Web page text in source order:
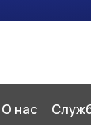
О нас